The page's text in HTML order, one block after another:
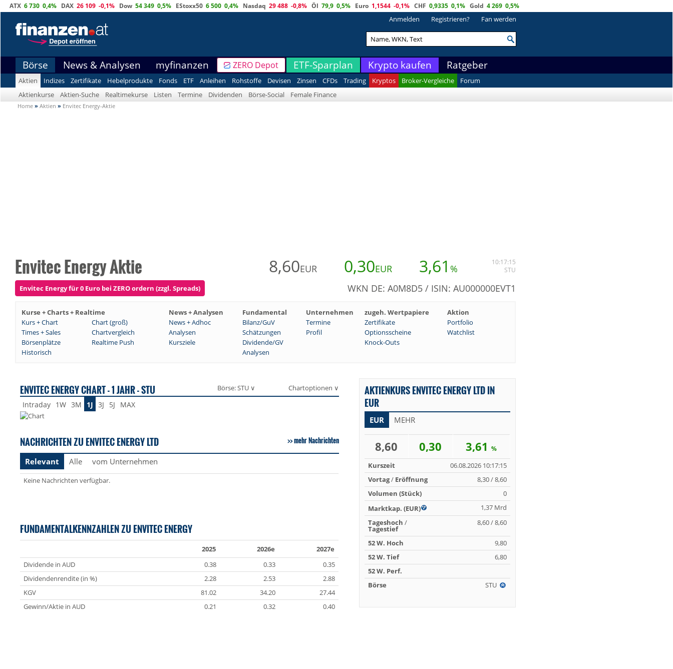
ATX 6 730 0,4% DAX 26 109 -0,1% Dow 54 349 0,5% EStoxx50 6 500 0,4% Nasdaq 29 488 -0,8% Öl 79,9 0,5% Euro 1,1544 -0,1% CHF 0,9335 0,1% Gold 4 269 0,5%
Anmelden Registrieren? Fan werden
Börse News & Analysen myfinanzen ZERO Depot ETF-Sparplan Krypto kaufen Ratgeber
Aktien Indizes Zertifikate Hebelprodukte Fonds ETF Anleihen Rohstoffe Devisen Zinsen CFDs Trading Kryptos Broker-Vergleiche
Forum
Aktienkurse
Aktien-Suche Realtimekurse Listen Termine Dividenden Börse-Social Female Finance
Home » Aktien » Envitec Energy-Aktie
Envitec Energy Aktie 8,60EUR 0,30EUR 3,61 %
10:17:15
STU
Envitec Energy für 0 Euro bei ZERO ordern (zzgl. Spreads) WKN DE: A0M8D5 / ISIN: AU000000EVT1
Kurse + Charts + Realtime News + Analysen Fundamental Unternehmen zugeh. Wertpapiere
Aktion
Kurs + Chart
Chart (groß) News + Adhoc Bilanz/GuV Termine Zertifikate
Portfolio
Times + Sales
Chartvergleich Analysen Schätzungen Profil Optionsscheine
Watchlist
Börsenplätze
Realtime Push Kursziele Dividende/GV
Knock-Outs
Historisch
Analysen
ENVITEC ENERGY CHART - 1 JAHR - STU Börse: STU ∨ Chartoptionen ∨
Intraday 1W 3M 1J 3J 5J MAX
NACHRICHTEN ZU ENVITEC ENERGY LTD mehr Nachrichten
Relevant Alle vom Unternehmen
Keine Nachrichten verfügbar.
FUNDAMENTALKENNZAHLEN ZU ENVITEC ENERGY
2025 2026e
2027e
Dividende in AUD
0.38 0.33
0.35
Dividendenrendite (in %)
2.28 2.53
2.88
KGV
81.02 34.20
27.44
Gewinn/Aktie in AUD
0.21 0.32 0.40
AKTIENKURS ENVITEC ENERGY LTD IN
EUR
EUR MEHR
8,60 0,30 3,61%
Kurszeit
06.08.2026 10:17:15
Vortag/ Eröffnung
8,30 / 8,60
Volumen (Stück)
0
Marktkap. (EUR)
1,37 Mrd
Tageshoch /
Tagestief
8,60 / 8,60
52 W. Hoch
9,80
52 W. Tief
6,80
52 W. Perf.
Börse
STU